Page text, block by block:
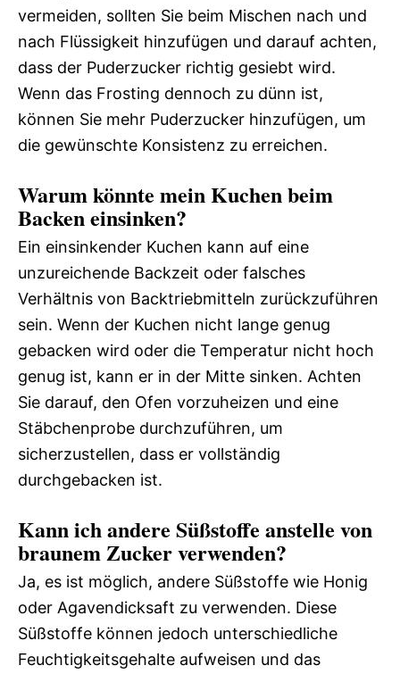
vermeiden, sollten Sie beim Mischen nach und
nach Flüssigkeit hinzufügen und darauf achten,
dass der Puderzucker richtig gesiebt wird.
Wenn das Frosting dennoch zu dünn ist,
können Sie mehr Puderzucker hinzufügen, um
die gewünschte Konsistenz zu erreichen.
Warum könnte mein Kuchen beim
Backen einsinken?
Ein einsinkender Kuchen kann auf eine
unzureichende Backzeit oder falsches
Verhältnis von Backtriebmitteln zurückzuführen
sein. Wenn der Kuchen nicht lange genug
gebacken wird oder die Temperatur nicht hoch
genug ist, kann er in der Mitte sinken. Achten
Sie darauf, den Ofen vorzuheizen und eine
Stäbchenprobe durchzuführen, um
sicherzustellen, dass er vollständig
durchgebacken ist.
Kann ich andere Süßstoffe anstelle von
braunem Zucker verwenden?
Ja, es ist möglich, andere Süßstoffe wie Honig
oder Agavendicksaft zu verwenden. Diese
Süßstoffe können jedoch unterschiedliche
Feuchtigkeitsgehalte aufweisen und das